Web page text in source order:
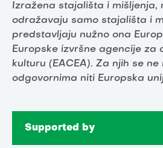
Izražena stajališta i mišljenja,
odražavaju samo stajališta i
predstavljaju nužno ona
Europske izvršne agencije za
kulturu (EACEA). Za njih se
odgovornima niti Europska
Supported by